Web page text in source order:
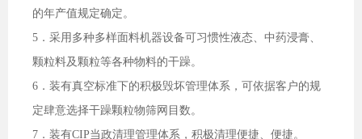
的年产值规定确定。
5．采用多种多样面料机器设备可习惯性液态、中药浸膏、
颗粒料及颗粒等各种物料的干躁。
6．装有真空标准下的积极毁坏管理体系，可依据客户的规
定肆意选择干躁颗粒物筛网目数。
7．装有CIP当政清理管理体系，积极清理便捷、便捷。